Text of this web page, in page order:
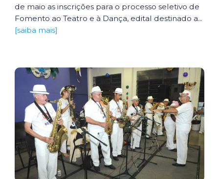
de maio as inscrições para o processo seletivo de
Fomento ao Teatro e à Dança, edital destinado a...
[saiba mais]